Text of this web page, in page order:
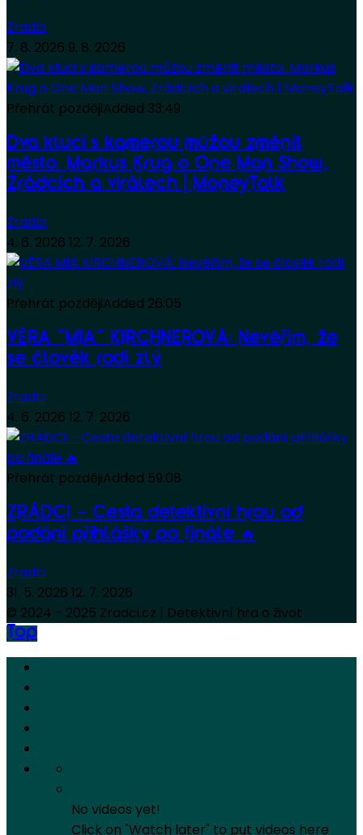
Zradci
7. 8. 2026 9. 8. 2026
Přehrát pozdějiAdded 33:49
Dva kluci s kamerou můžou změnit
město. Markus Krug o One Man Show,
Zrádcích a virálech | MoneyTalk
Zradci
4. 6. 2026 12. 7. 2026
Přehrát pozdějiAdded 26:05
VĚRA “MIA” KIRCHNEROVÁ: Nevěřím, že
se člověk rodí zlý
Zradci
4. 6. 2026 12. 7. 2026
Přehrát pozdějiAdded 59:08
ZRÁDCI – Cesta detektivní hrou od
podání přihlášky po finále 🔥
Zradci
31. 5. 2026 12. 7. 2026
© 2024 - 2025 Zradci.cz | Detektivní hra o život
Top
No videos yet!
Click on "Watch later" to put videos here